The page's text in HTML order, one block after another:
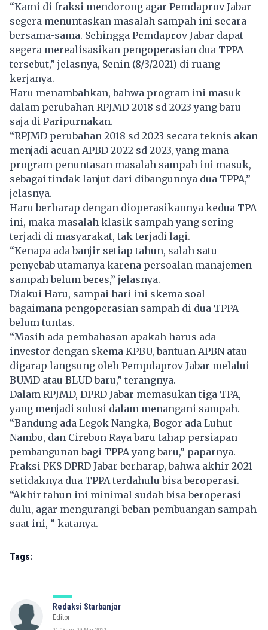
“Kami di fraksi mendorong agar Pemdaprov Jabar
segera menuntaskan masalah sampah ini secara
bersama-sama. Sehingga Pemdaprov Jabar dapat
segera merealisasikan pengoperasian dua TPPA
tersebut,” jelasnya, Senin (8/3/2021) di ruang
kerjanya.
Haru menambahkan, bahwa program ini masuk
dalam perubahan RPJMD 2018 sd 2023 yang baru
saja di Paripurnakan.
“RPJMD perubahan 2018 sd 2023 secara teknis akan
menjadi acuan APBD 2022 sd 2023, yang mana
program penuntasan masalah sampah ini masuk,
sebagai tindak lanjut dari dibangunnya dua TPPA,”
jelasnya.
Haru berharap dengan dioperasikannya kedua TPA
ini, maka masalah klasik sampah yang sering
terjadi di masyarakat, tak terjadi lagi.
“Kenapa ada banjir setiap tahun, salah satu
penyebab utamanya karena persoalan manajemen
sampah belum beres,” jelasnya.
Diakui Haru, sampai hari ini skema soal
bagaimana pengoperasian sampah di dua TPPA
belum tuntas.
“Masih ada pembahasan apakah harus ada
investor dengan skema KPBU, bantuan APBN atau
digarap langsung oleh Pempdaprov Jabar melalui
BUMD atau BLUD baru,” terangnya.
Dalam RPJMD, DPRD Jabar memasukan tiga TPA,
yang menjadi solusi dalam menangani sampah.
“Bandung ada Legok Nangka, Bogor ada Luhut
Nambo, dan Cirebon Raya baru tahap persiapan
pembangunan bagi TPPA yang baru,” paparnya.
Fraksi PKS DPRD Jabar berharap, bahwa akhir 2021
setidaknya dua TPPA terdahulu bisa beroperasi.
“Akhir tahun ini minimal sudah bisa beroperasi
dulu, agar mengurangi beban pembuangan sampah
saat ini, ” katanya.
Tags:
Redaksi Starbanjar
Editor